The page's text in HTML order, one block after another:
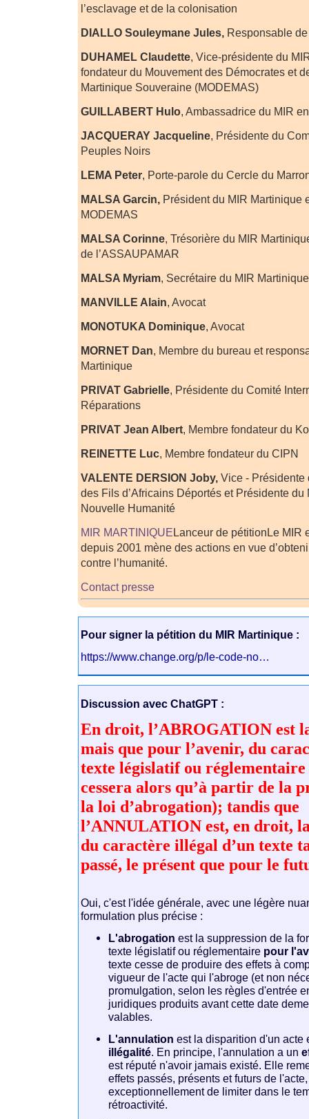
l’esclavage et de la colonisation
DIALLO Souleymane Jules, Responsable
DUHAMEL Claudette, Vice-présidente du
fondateur du Mouvement des Démocrates et
Martinique Souveraine (MODEMAS)
GUILLABERT Hulo, Ambassadrice du MIR
JACQUERAY Jacqueline, Présidente du
Peuples Noirs
LEMA Peter, Porte-parole du Cercle du
MALSA Garcin, Président du MIR Martinique
MODEMAS
MALSA Corinne, Trésorière du MIR
de l’ASSAUPAMAR
MALSA Myriam, Secrétaire du MIR Martinique
MANVILLE Alain, Avocat
MONOTUKA Dominique, Avocat
MORNET Dan, Membre du bureau et
Martinique
PRIVAT Gabrielle, Présidente du Comité
Réparations
PRIVAT Jean Albert, Membre fondateur du
REINETTE Luc, Membre fondateur du CIPN
VALENTE DERSION Joby, Vice - Présidente
des Fils d’Africains Déportés et Présidente du
Nouvelle Humanité
MIR MARTINIQUELanceur de pétitionLe MIR
depuis 2001 mène des actions en vue
contre l’humanité.
Contact presse
Pour signer la pétition du MIR Martinique :
https://www.change.org/p/le-code-no…
Discussion avec ChatGPT :
En droit, l’ABROGATION est
mais que pour l’avenir, du
texte législatif ou
cessera alors qu’à partir de la
la loi d’abrogation); tandis que
l’ANNULATION est, en droit,
du caractère illégal d’un texte
passé, le présent que pour le
Oui, c'est l'idée générale, avec une légère
formulation plus précise :
L'abrogation est la suppression de la
texte législatif ou réglementaire pour
texte cesse de produire des effets à
vigueur de l'acte qui l'abroge (et non
promulgation, selon les règles d'entrée
juridiques produits avant cette date
valables.
L'annulation est la disparition d'un acte
illégalité . En principe, l'annulation a un
est réputé n'avoir jamais existé. Elle
effets passés, présents et futurs de
exceptionnellement de limiter dans le
rétroactivité.